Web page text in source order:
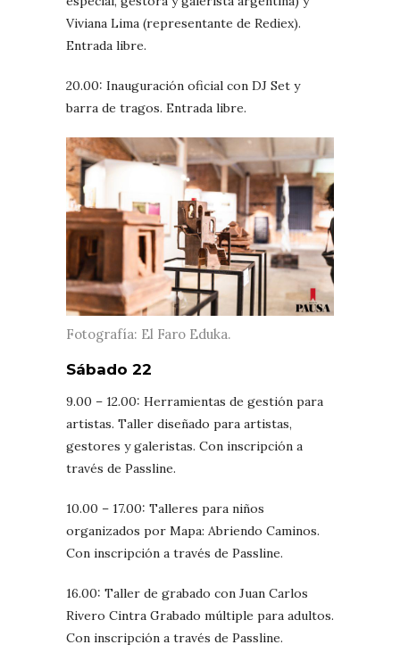
Viviana Lima (representante de Rediex).
Entrada libre.
20.00: Inauguración oficial con DJ Set y
barra de tragos. Entrada libre.
Fotografía: El Faro Eduka.
Sábado 22
9.00 – 12.00: Herramientas de gestión para
artistas. Taller diseñado para artistas,
gestores y galeristas. Con inscripción a
través de Passline.
10.00 – 17.00: Talleres para niños
organizados por Mapa: Abriendo Caminos.
Con inscripción a través de Passline.
16.00: Taller de grabado con Juan Carlos
Rivero Cintra Grabado múltiple para adultos.
Con inscripción a través de Passline.